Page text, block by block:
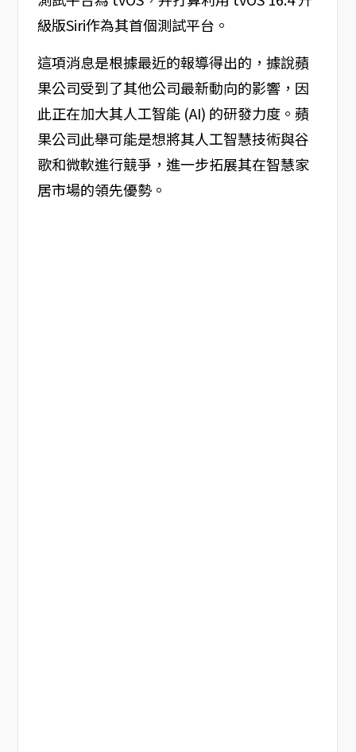
級版Siri作為其首個測試平台。
這項消息是根據最近的報導得出的，據說蘋
果公司受到了其他公司最新動向的影響，因
此正在加大其人工智能 (AI) 的研發力度。蘋
果公司此舉可能是想將其人工智慧技術與谷
歌和微軟進行競爭，進一步拓展其在智慧家
居市場的領先優勢。